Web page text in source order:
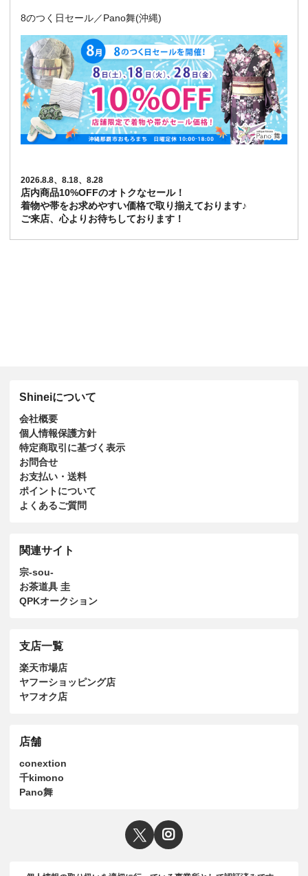
8のつく日セール／Pano舞(沖縄)
2026.8.8、8.18、8.28
店内商品10%OFFのオトクなセール！
着物や帯をお求めやすい価格で取り揃えております♪
ご来店、心よりお待ちしております！
Shineiについて
会社概要
個人情報保護方針
特定商取引に基づく表示
お問合せ
お支払い・送料
ポイントについて
よくあるご質問
関連サイト
宗-sou-
お茶道具 圭
QPKオークション
支店一覧
楽天市場店
ヤフーショッピング店
ヤフオク店
店舗
conextion
千kimono
Pano舞